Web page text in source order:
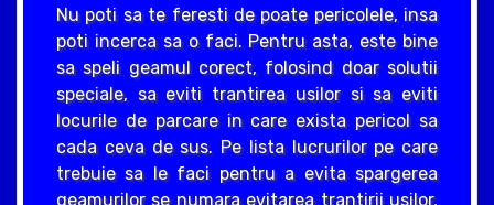
Nu poti sa te feresti de poate pericolele, insa
poti incerca sa o faci. Pentru asta, este bine
sa speli geamul corect, folosind doar solutii
speciale, sa eviti trantirea usilor si sa eviti
locurile de parcare in care exista pericol sa
cada ceva de sus. Pe lista lucrurilor pe care
trebuie sa le faci pentru a evita spargerea
geamurilor se numara evitarea trantirii usilor,